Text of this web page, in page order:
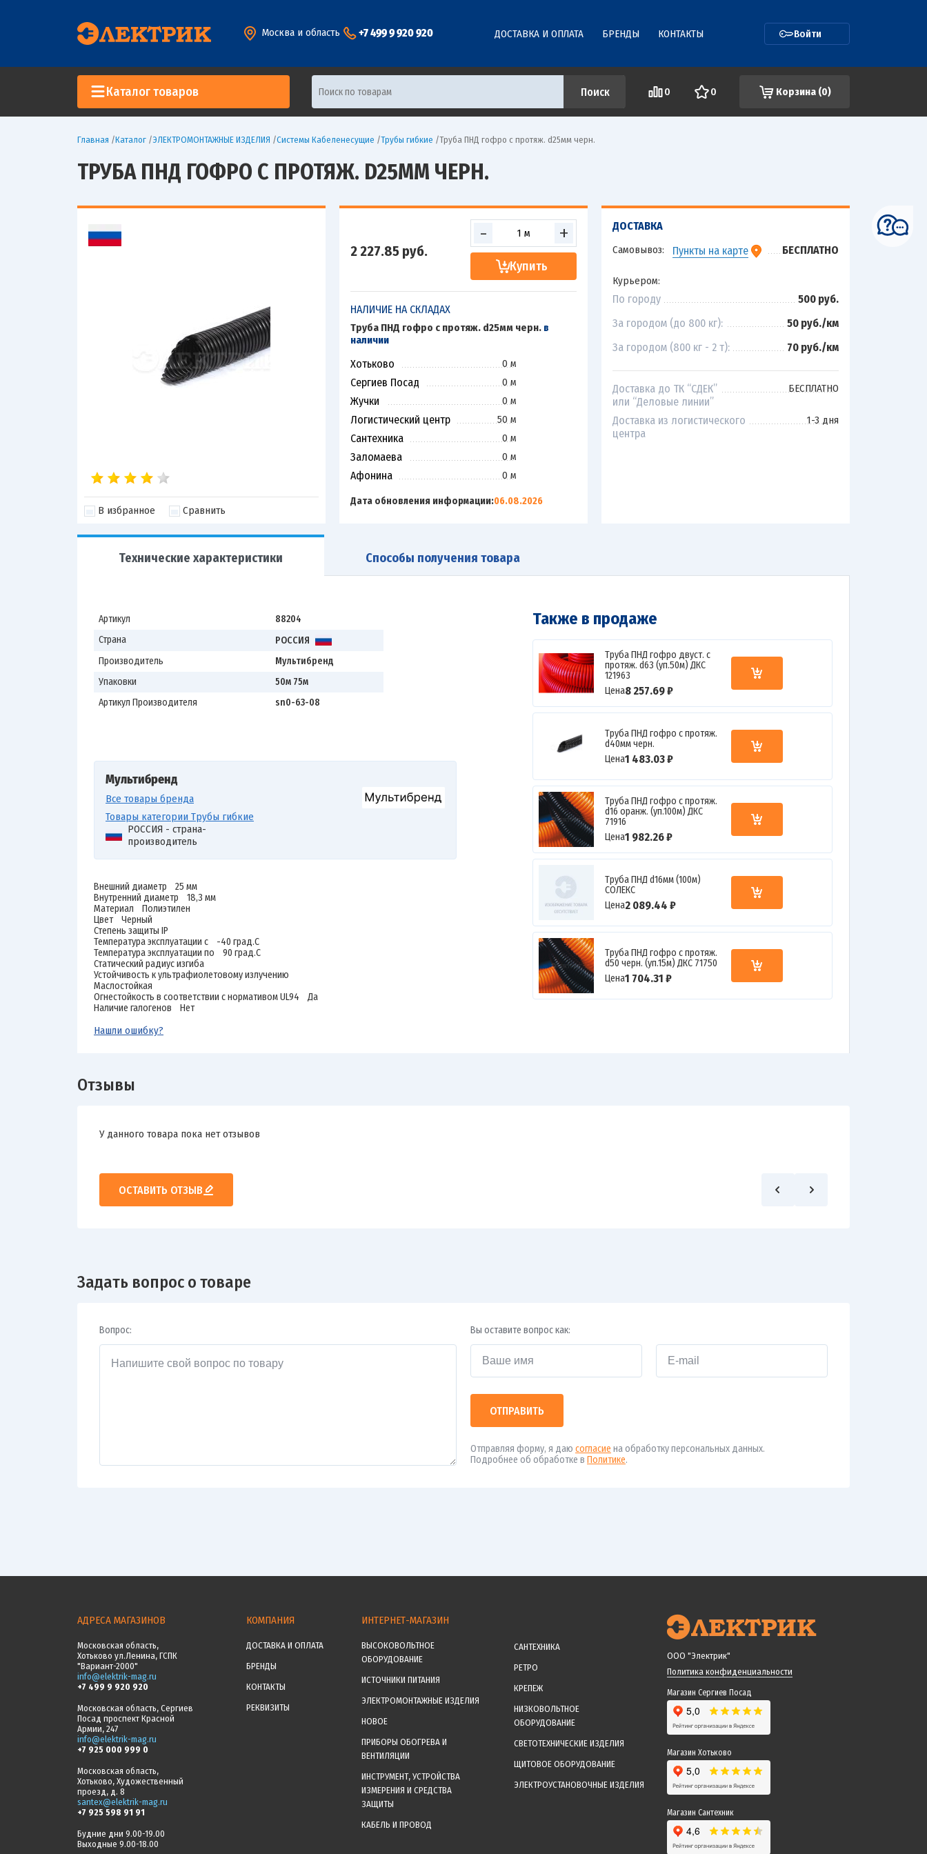
Москва и область +7 499 9 920 920 ДОСТАВКА И ОПЛАТА БРЕНДЫ КОНТАКТЫ Войти
Каталог товаров 0 0 Корзина (0)
Главная /Каталог /ЭЛЕКТРОМОНТАЖНЫЕ ИЗДЕЛИЯ /Системы Кабеленесущие /Трубы гибкие /Труба ПНД гофро с протяж. d25мм черн.
ТРУБА ПНД ГОФРО С ПРОТЯЖ. D25ММ ЧЕРН.
В избранное Сравнить
2 227.85 руб.
- +
Купить
НАЛИЧИЕ НА СКЛАДАХ
Труба ПНД гофро с протяж. d25мм черн. в
наличии
Хотьково 0 м
Сергиев Посад 0 м
Жучки 0 м
Логистический центр 50 м
Сантехника 0 м
Заломаева 0 м
Афонина 0 м
Дата обновления информации:06.08.2026
ДОСТАВКА
Самовывоз: Пункты на карте БЕСПЛАТНО
Курьером:
По городу
500 руб.
За городом (до 800 кг):
50 руб./км
За городом (800 кг - 2 т):
70 руб./км
Доставка до ТК “СДЕК”
или “Деловые линии”
БЕСПЛАТНО
Доставка из логистического
центра
1-3 дня
Технические характеристики Способы получения товара
Артикул
88204
Страна
РОССИЯ
Производитель
Мультибренд
Упаковки
50м 75м
Артикул Производителя
sn0-63-08
Мультибренд
Все товары бренда
Товары категории Трубы гибкие
РОССИЯ - страна-
производитель
Внешний диаметр 25 мм
Внутренний диаметр 18,3 мм
Материал Полиэтилен
Цвет Черный
Степень защиты IP
Температура эксплуатации с -40 град.C
Температура эксплуатации по 90 град.C
Статический радиус изгиба
Устойчивость к ультрафиолетовому излучению
Маслостойкая
Огнестойкость в соответствии с нормативом UL94 Да
Наличие галогенов Нет
Также в продаже
Труба ПНД гофро двуст. с
протяж. d63 (уп.50м) ДКС
121963
Цена8 257.69 ₽
Труба ПНД гофро с протяж.
d40мм черн.
Цена1 483.03 ₽
Труба ПНД гофро c протяж.
d16 оранж. (уп.100м) ДКС
71916
Цена1 982.26 ₽
Труба ПНД d16мм (100м)
СОЛЕКС
Цена2 089.44 ₽
Труба ПНД гофро c протяж.
d50 черн. (уп.15м) ДКС 71750
Цена1 704.31 ₽
Нашли ошибку?
Отзывы
У данного товара пока нет отзывов
ОСТАВИТЬ ОТЗЫВ
Задать вопрос о товаре
Вопрос: Вы оставите вопрос как:
ОТПРАВИТЬ
Отправляя форму, я даю согласие на обработку персональных данных.
Подробнее об обработке в Политике.
АДРЕСА МАГАЗИНОВ
Московская область,
Хотьково ул.Ленина, ГСПК
"Вариант-2000"
info@elektrik-mag.ru
+7 499 9 920 920
Московская область, Сергиев
Посад проспект Красной
Армии, 247
info@elektrik-mag.ru
+7 925 000 999 0
Московская область,
Хотьково, Художественный
проезд, д. 8
santex@elektrik-mag.ru
+7 925 598 91 91
Будние дни 9.00-19.00
Выходные 9.00-18.00
КОМПАНИЯ
ДОСТАВКА И ОПЛАТА
БРЕНДЫ
КОНТАКТЫ
РЕКВИЗИТЫ
ИНТЕРНЕТ-МАГАЗИН
ВЫСОКОВОЛЬТНОЕ
ОБОРУДОВАНИЕ
ИСТОЧНИКИ ПИТАНИЯ
ЭЛЕКТРОМОНТАЖНЫЕ ИЗДЕЛИЯ
НОВОЕ
ПРИБОРЫ ОБОГРЕВА И
ВЕНТИЛЯЦИИ
ИНСТРУМЕНТ, УСТРОЙСТВА
ИЗМЕРЕНИЯ И СРЕДСТВА
ЗАЩИТЫ
КАБЕЛЬ И ПРОВОД
САНТЕХНИКА
РЕТРО
КРЕПЕЖ
НИЗКОВОЛЬТНОЕ
ОБОРУДОВАНИЕ
СВЕТОТЕХНИЧЕСКИЕ ИЗДЕЛИЯ
ЩИТОВОЕ ОБОРУДОВАНИЕ
ЭЛЕКТРОУСТАНОВОЧНЫЕ ИЗДЕЛИЯ
ООО "Электрик"
Политика конфиденциальности
Магазин Сергиев Посад
Магазин Хотьково
Магазин Сантехник